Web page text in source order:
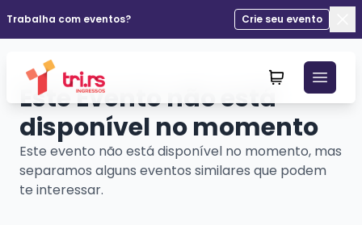
Trabalha com eventos?
Crie seu evento
Este Evento não está
disponível no momento
Este evento não está disponível no momento, mas
separamos alguns eventos similares que podem
te interessar.